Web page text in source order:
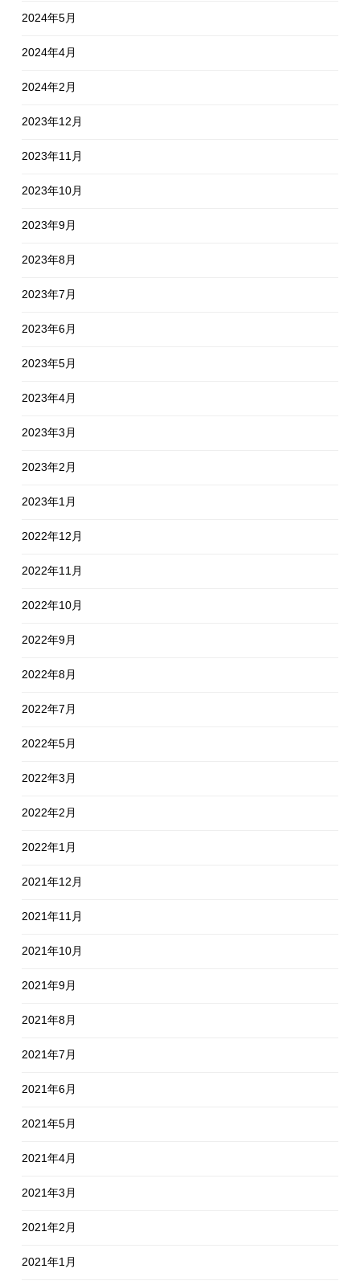
2024年5月
2024年4月
2024年2月
2023年12月
2023年11月
2023年10月
2023年9月
2023年8月
2023年7月
2023年6月
2023年5月
2023年4月
2023年3月
2023年2月
2023年1月
2022年12月
2022年11月
2022年10月
2022年9月
2022年8月
2022年7月
2022年5月
2022年3月
2022年2月
2022年1月
2021年12月
2021年11月
2021年10月
2021年9月
2021年8月
2021年7月
2021年6月
2021年5月
2021年4月
2021年3月
2021年2月
2021年1月